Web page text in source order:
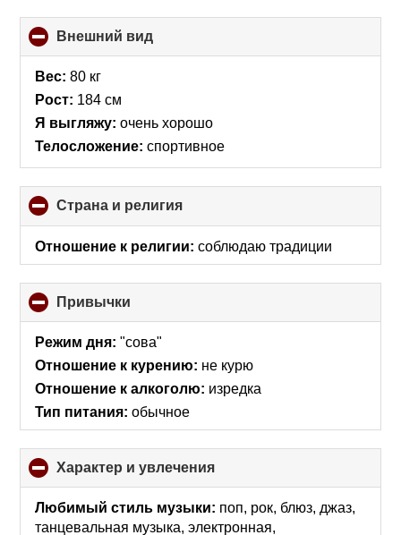
Внешний вид
to
Вес: 80 кг
Рост: 184 см
Я выгляжу: очень хорошо
Телосложение: спортивное
Страна и религия
to
collapse
contents
Отношение к религии: соблюдаю традиции
Привычки
to
collapse
Режим дня: "сова"
Отношение к курению: не курю
Отношение к алкоголю: изредка
Тип питания: обычное
Характер и увлечения
to
collapse
contents
Любимый стиль музыки: поп, рок, блюз, джаз,
танцевальная музыка, электронная,